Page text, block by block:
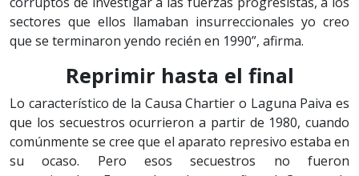
sectores que ellos llamaban insurreccionales yo creo
que se terminaron yendo recién en 1990”, afirma.
Reprimir hasta el final
Lo característico de la Causa Chartier o Laguna Paiva es
que los secuestros ocurrieron a partir de 1980, cuando
comúnmente se cree que el aparato represivo estaba en
su ocaso. Pero esos secuestros no fueron